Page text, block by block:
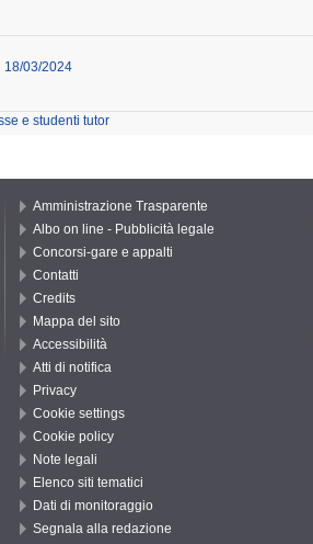
18/03/2024
e studenti tutor
Amministrazione Trasparente
Albo on line - Pubblicità legale
Concorsi-gare e appalti
Contatti
Credits
Mappa del sito
Accessibilità
Atti di notifica
Privacy
Cookie settings
Cookie policy
Note legali
Elenco siti tematici
Dati di monitoraggio
Segnala alla redazione